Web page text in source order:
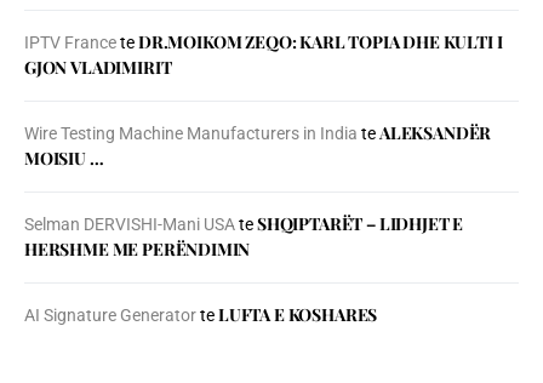
IPTV FranceteDR.MOIKOM ZEQO: KARL TOPIA DHE KULTI I
GJON VLADIMIRIT
Wire Testing Machine Manufacturers in India teALEKSANDËR
MOISIU …
Selman DERVISHI-Mani USAteSHQIPTARËT – LIDHJET E
HERSHME ME PERËNDIMIN
AI Signature GeneratorteLUFTA E KOSHARES